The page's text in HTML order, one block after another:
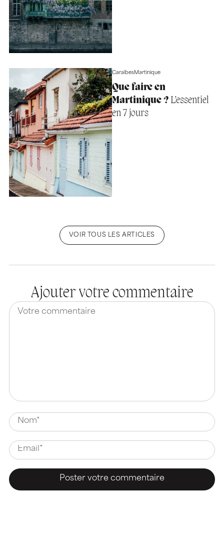
CaraïbesMartinique
Que faire en
Martinique ?L’essentiel
en 7 jours
VOIR TOUS LES ARTICLES
Ajouter votre commentaire